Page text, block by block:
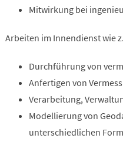
Mitwirkung bei
Arbeiten im Innendienst wie
Durchführung von
Anfertigen von
Verarbeitung,
Modellierung von
unterschiedlichen